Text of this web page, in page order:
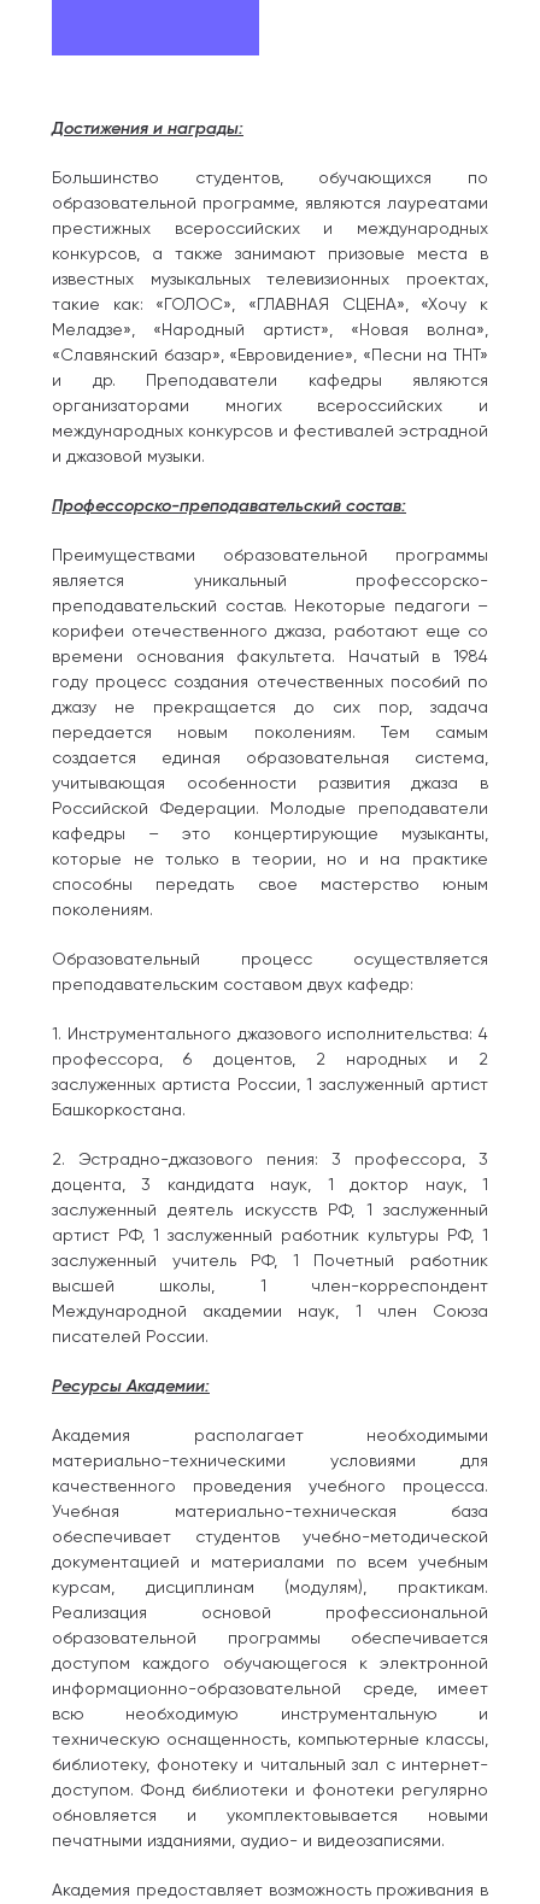
Достижения и награды:
Большинство студентов, обучающихся по
образовательной программе, являются лауреатами
престижных всероссийских и международных
конкурсов, а также занимают призовые места в
известных музыкальных телевизионных проектах,
такие как: «ГОЛОС», «ГЛАВНАЯ СЦЕНА», «Хочу к
Меладзе», «Народный артист», «Новая волна»,
«Славянский базар», «Евровидение», «Песни на ТНТ»
и др. Преподаватели кафедры являются
организаторами многих всероссийских и
международных конкурсов и фестивалей эстрадной
и джазовой музыки.
Профессорско-преподавательский состав:
Преимуществами образовательной программы
является уникальный профессорско-
преподавательский состав. Некоторые педагоги –
корифеи отечественного джаза, работают еще со
времени основания факультета. Начатый в 1984
году процесс создания отечественных пособий по
джазу не прекращается до сих пор, задача
передается новым поколениям. Тем самым
создается единая образовательная система,
учитывающая особенности развития джаза в
Российской Федерации. Молодые преподаватели
кафедры – это концертирующие музыканты,
которые не только в теории, но и на практике
способны передать свое мастерство юным
поколениям.
Образовательный процесс осуществляется
преподавательским составом двух кафедр:
1. Инструментального джазового исполнительства: 4
профессора, 6 доцентов, 2 народных и 2
заслуженных артиста России, 1 заслуженный артист
Башкоркостана.
2. Эстрадно-джазового пения: 3 профессора, 3
доцента, 3 кандидата наук, 1 доктор наук, 1
заслуженный деятель искусств РФ, 1 заслуженный
артист РФ, 1 заслуженный работник культуры РФ, 1
заслуженный учитель РФ, 1 Почетный работник
высшей школы, 1 член-корреспондент
Международной академии наук, 1 член Союза
писателей России.
Ресурсы Академии:
Академия располагает необходимыми
материально-техническими условиями для
качественного проведения учебного процесса.
Учебная материально-техническая база
обеспечивает студентов учебно-методической
документацией и материалами по всем учебным
курсам, дисциплинам (модулям), практикам.
Реализация основой профессиональной
образовательной программы обеспечивается
доступом каждого обучающегося к электронной
информационно-образовательной среде, имеет
всю необходимую инструментальную и
техническую оснащенность, компьютерные классы,
библиотеку, фонотеку и читальный зал с интернет-
доступом. Фонд библиотеки и фонотеки регулярно
обновляется и укомплектовывается новыми
печатными изданиями, аудио- и видеозаписями.
Академия предоставляет возможность проживания в